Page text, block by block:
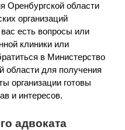
Оренбургской области
организаций
есть вопросы или
клиники или
в Министерство
области для получения
организации готовы
и интересов.
адвоката